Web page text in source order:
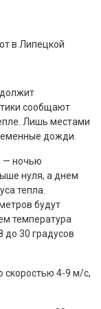
сообщают
Лишь местами
дожди.
— ночью
нуля, а днем
тепла.
будут
температура
до 30 градусов
скоростью 4-9 м/с,